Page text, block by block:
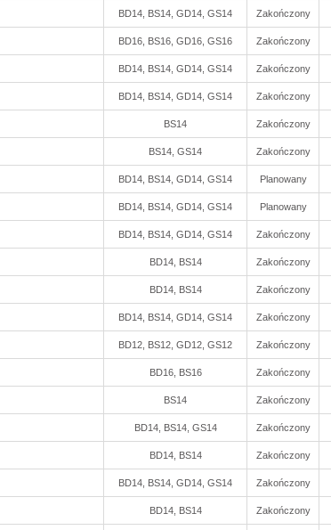
BD14, BS14, GD14, GS14 Zakończony
BD16, BS16, GD16, GS16 Zakończony
BD14, BS14, GD14, GS14 Zakończony
BD14, BS14, GD14, GS14 Zakończony
BS14 Zakończony
BS14, GS14 Zakończony
BD14, BS14, GD14, GS14 Planowany
BD14, BS14, GD14, GS14 Planowany
BD14, BS14, GD14, GS14 Zakończony
BD14, BS14 Zakończony
BD14, BS14 Zakończony
BD14, BS14, GD14, GS14 Zakończony
BD12, BS12, GD12, GS12 Zakończony
BD16, BS16 Zakończony
BS14 Zakończony
BD14, BS14, GS14 Zakończony
BD14, BS14 Zakończony
BD14, BS14, GD14, GS14 Zakończony
BD14, BS14 Zakończony